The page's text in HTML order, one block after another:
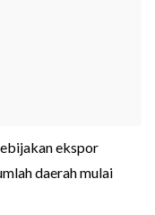
ekspor
daerah mulai